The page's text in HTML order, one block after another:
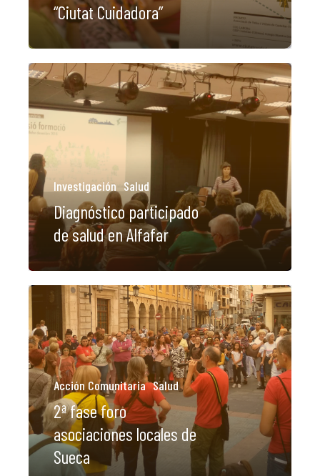
“Ciutat Cuidadora”
Investigación Salud
Diagnóstico participado
de salud en Alfafar
Acción Comunitaria Salud
2ª fase foro
asociaciones locales de
Sueca